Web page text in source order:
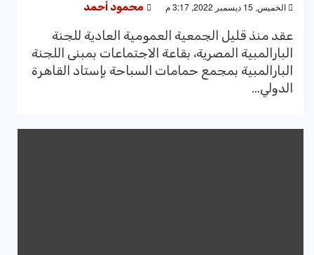
الخميس, 15 ديسمبر 2022, 3:17 م محمود أحمد
عقد منذ قليل الجمعية العمومية العادية للجنة
البارالمبية المصرية، بقاعة الاجتماعات بمبنى اللجنة
البارالمبية بمجمع حمامات السباحة بإستاد القاهرة
الدولي...